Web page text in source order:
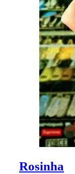
Rosinha